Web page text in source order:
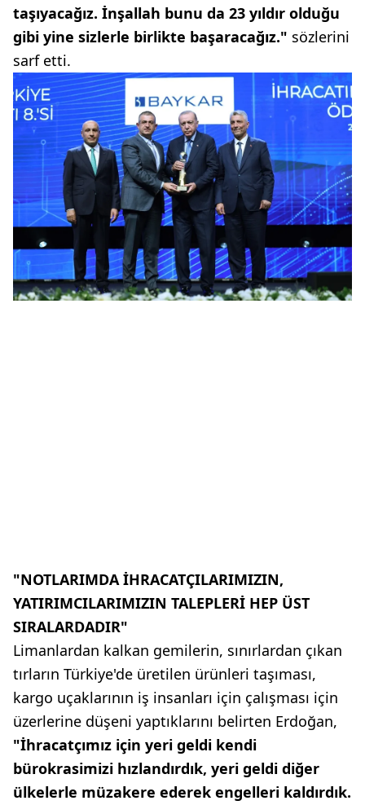
taşıyacağız. İnşallah bunu da 23 yıldır olduğu
gibi yine sizlerle birlikte başaracağız." sözlerini
sarf etti.
"NOTLARIMDA İHRACATÇILARIMIZIN,
YATIRIMCILARIMIZIN TALEPLERİ HEP ÜST
SIRALARDADIR"
Limanlardan kalkan gemilerin, sınırlardan çıkan
tırların Türkiye'de üretilen ürünleri taşıması,
kargo uçaklarının iş insanları için çalışması için
üzerlerine düşeni yaptıklarını belirten Erdoğan,
"İhracatçımız için yeri geldi kendi
bürokrasimizi hızlandırdık, yeri geldi diğer
ülkelerle müzakere ederek engelleri kaldırdık.